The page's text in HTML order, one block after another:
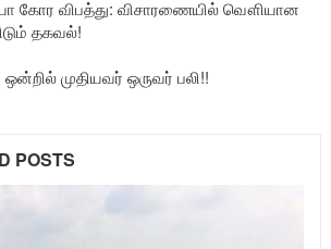
கோர விபத்து: விசாரணையில் வௌியான
தகவல்!
ஒன்றில் முதியவர் ஒருவர் பலி!!
POSTS